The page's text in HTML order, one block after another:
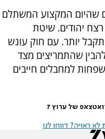
שהיום המקצוע המשתלם
יהודים. שיטת
יותר. עם חוק עונש
שהתמריצים מצד
למחבלים חייבים
של ערוץ 7
ראויה? דווחו לנו